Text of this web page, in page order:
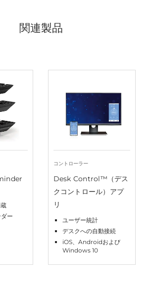
関連製品
ー
コントローラー
Desk Control™（デス
クコントロール）アプ
リ
ユーザー統計
デスクへの自動接続
iOS、Androidおよび
Windows 10